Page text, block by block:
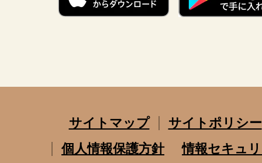
サイトマップ
サイトポリシー
個人情報保護方針
情報セキュ